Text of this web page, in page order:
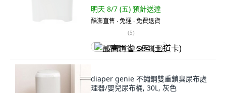
明天 8/7 (五) 預計送達
酷澎直售 ∙ 免運 ∙ 免費退貨
(5)
最高再省 $84 (王道卡)
diaper genie 不鏽鋼雙重鎖臭尿布處
理器/嬰兒尿布桶, 30L, 灰色